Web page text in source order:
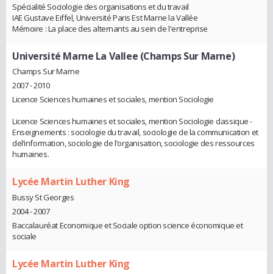
Spécialité Sociologie des organisations et du travail
IAE Gustave Eiffel, Université Paris Est Marne la Vallée
Mémoire : La place des alternants au sein de l'entreprise
Université Marne La Vallee (Champs Sur Marne)
Champs Sur Marne
2007 - 2010
Licence Sciences humaines et sociales, mention Sociologie
Licence Sciences humaines et sociales, mention Sociologie classique -
Enseignements : sociologie du travail, sociologie de la communication et
del’information, sociologie de l’organisation, sociologie des ressources
humaines.
Lycée Martin Luther King
Bussy St Georges
2004 - 2007
Baccalauréat Economique et Sociale option science économique et
sociale
Lycée Martin Luther King